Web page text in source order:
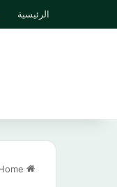
الرئيسية